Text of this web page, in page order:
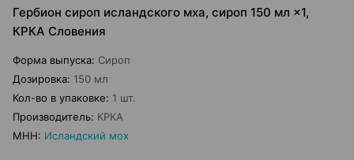
Гербион сироп исландского мха, сироп 150 мл ×1,
КРКА Словения
Форма выпуска: Сироп
Дозировка: 150 мл
Кол-во в упаковке: 1 шт.
Производитель: КРКА
МНН: Исландский мох